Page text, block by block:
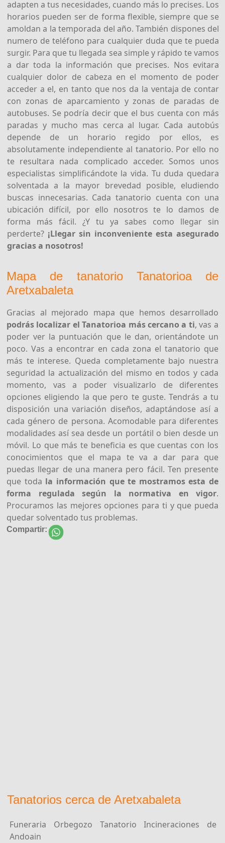
adapten a tus necesidades, cuando más lo precises. Los
horarios pueden ser de forma flexible, siempre que se
amoldan a la temporada del año. También dispones del
numero de teléfono para cualquier duda que te pueda
surgir. Para que tu llegada sea simple y rápido te vamos
a dar toda la información que precises. Nos evitara
cualquier dolor de cabeza en el momento de poder
acceder a el, en tanto que nos da la ventaja de contar
con zonas de aparcamiento y zonas de paradas de
autobuses. Se podría decir que el bus cuenta con más
paradas y mucho mas cerca al lugar. Cada autobús
depende de un horario regido por ellos, es
absolutamente independiente al tanatorio. Por ello no
te resultara nada complicado acceder. Somos unos
especialistas simplificándote la vida. Tu duda quedara
solventada a la mayor brevedad posible, eludiendo
buscas innecesarias. Cada tanatorio cuenta con una
ubicación difícil, por ello nosotros te lo damos de
forma más fácil. ¿Y tu ya sabes como llegar sin
perderte? ¡Llegar sin inconveniente esta asegurado
gracias a nosotros!
Mapa de tanatorio Tanatorioa de
Aretxabaleta
Gracias al mejorado mapa que hemos desarrollado
podrás localizar el Tanatorioa más cercano a ti, vas a
poder ver la puntuación que le dan, orientándote un
poco. Vas a encontrar en cada zona el tanatorio que
más te interese. Queda completamente bajo nuestra
seguridad la actualización del mismo en todos y cada
momento, vas a poder visualizarlo de diferentes
opciones eligiendo la que pero te guste. Tendrás a tu
disposición una variación diseños, adaptándose así a
cada género de persona. Acomodable para diferentes
modalidades así sea desde un portátil o bien desde un
móvil. Lo que más te beneficia es que cuentas con los
conocimientos que el mapa te va a dar para que
puedas llegar de una manera pero fácil. Ten presente
que toda la información que te mostramos esta de
forma regulada según la normativa en vigor.
Procuramos las mejores opciones para ti y que pueda
quedar solventado tus problemas.
Compartir:
Tanatorios cerca de Aretxabaleta
Funeraria Orbegozo Tanatorio Incineraciones de
Andoain